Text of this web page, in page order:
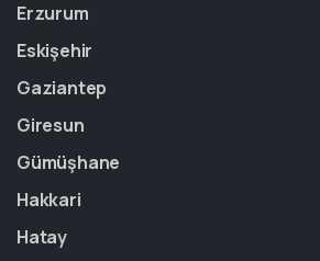
Erzurum
Eskişehir
Gaziantep
Giresun
Gümüşhane
Hakkari
Hatay